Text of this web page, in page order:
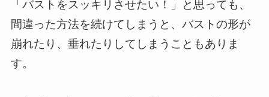
「バストをスッキリさせたい！」と思っても、
間違った方法を続けてしまうと、バストの形が
崩れたり、垂れたりしてしまうこともありま
す。